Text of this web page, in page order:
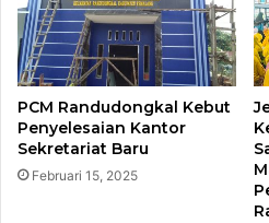
PCM Randudongkal Kebut
Penyelesaian Kantor
Sekretariat Baru
Februari 15, 2025